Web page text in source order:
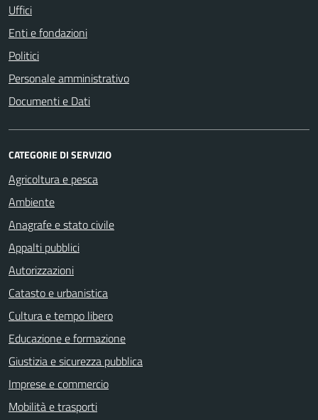
Uffici
Enti e fondazioni
Politici
Personale amministrativo
Documenti e Dati
CATEGORIE DI SERVIZIO
Agricoltura e pesca
Ambiente
Anagrafe e stato civile
Appalti pubblici
Autorizzazioni
Catasto e urbanistica
Cultura e tempo libero
Educazione e formazione
Giustizia e sicurezza pubblica
Imprese e commercio
Mobilità e trasporti